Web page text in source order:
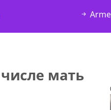
мать